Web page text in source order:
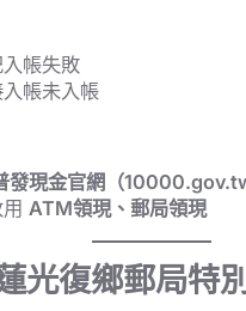
帳失敗
帳未入帳
發現金官網（
ATM領現、郵局領現
光復鄉郵局特